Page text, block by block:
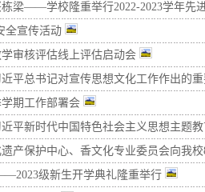
梁——学校隆重举行2022-2023学年先
全宣传活动
审核评估线上评估启动会
平总书记对宣传思想文化工作作出的
期工作部署会
平新时代中国特色社会主义思想主题
产保护中心、香文化专业委员会向我
级新生开学典礼隆重举行